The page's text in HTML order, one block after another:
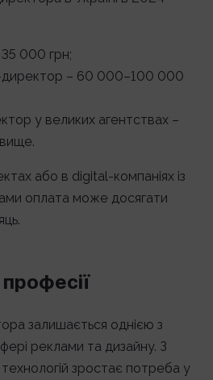
35 000 грн;
директор – 60 000–100 000
у великих агентствах –
або в digital-компаніях із
оплата може досягати
залишається однією з
реклами та дизайну. З
зростає потреба у